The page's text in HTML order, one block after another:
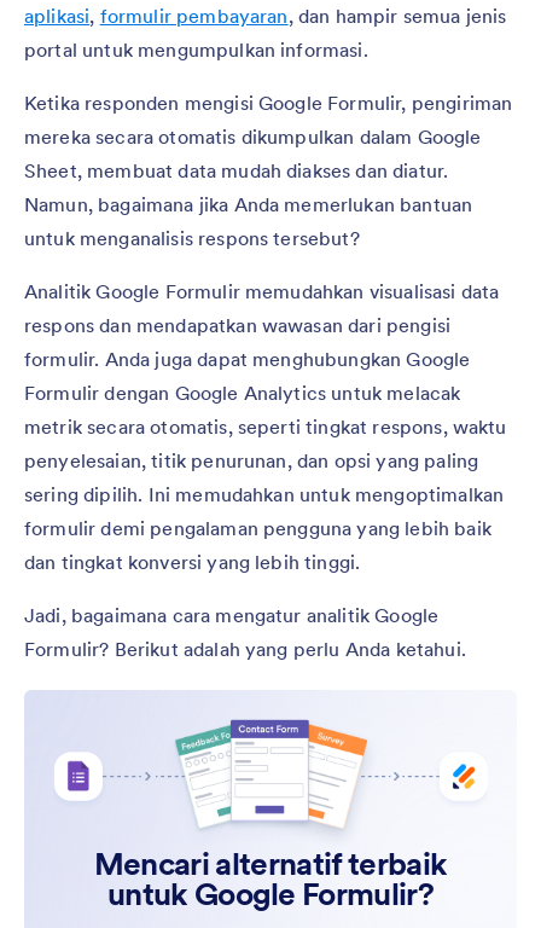
aplikasi, formulir pembayaran, dan hampir semua jenis
portal untuk mengumpulkan informasi.
Ketika responden mengisi Google Formulir, pengiriman
mereka secara otomatis dikumpulkan dalam Google
Sheet, membuat data mudah diakses dan diatur.
Namun, bagaimana jika Anda memerlukan bantuan
untuk menganalisis respons tersebut?
Analitik Google Formulir memudahkan visualisasi data
respons dan mendapatkan wawasan dari pengisi
formulir. Anda juga dapat menghubungkan Google
Formulir dengan Google Analytics untuk melacak
metrik secara otomatis, seperti tingkat respons, waktu
penyelesaian, titik penurunan, dan opsi yang paling
sering dipilih. Ini memudahkan untuk mengoptimalkan
formulir demi pengalaman pengguna yang lebih baik
dan tingkat konversi yang lebih tinggi.
Jadi, bagaimana cara mengatur analitik Google
Formulir? Berikut adalah yang perlu Anda ketahui.
Mencari alternatif terbaik
untuk Google Formulir?